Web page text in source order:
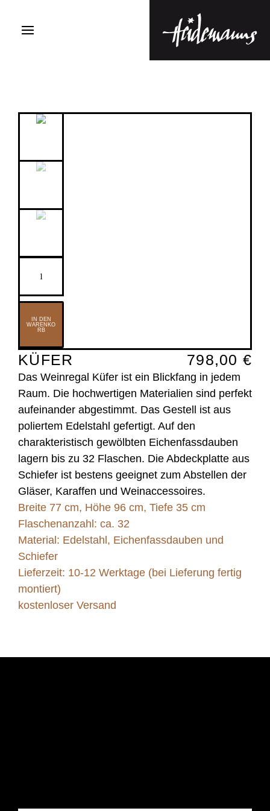
Menge
IN DEN
WARENKO
RB
KÜFER 798,00 €
Das Weinregal Küfer ist ein Blickfang in jedem
Raum. Die hochwertigen Materialien sind perfekt
aufeinander abgestimmt. Das Gestell ist aus
poliertem Edelstahl gefertigt. Auf den
charakteristisch gewölbten Eichenfassdauben
lagern bis zu 32 Flaschen. Die Abdeckplatte aus
Schiefer ist bestens geeignet zum Abstellen der
Gläser, Karaffen und Weinaccessoires.
Breite 77 cm, Höhe 96 cm, Tiefe 35 cm
Flaschenanzahl: ca. 32
Material: Edelstahl, Eichenfassdauben und
Schiefer
Lieferzeit: 10-12 Werktage (bei Lieferung fertig
montiert)
kostenloser Versand